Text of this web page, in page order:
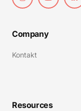
Company
Kontakt
Resources